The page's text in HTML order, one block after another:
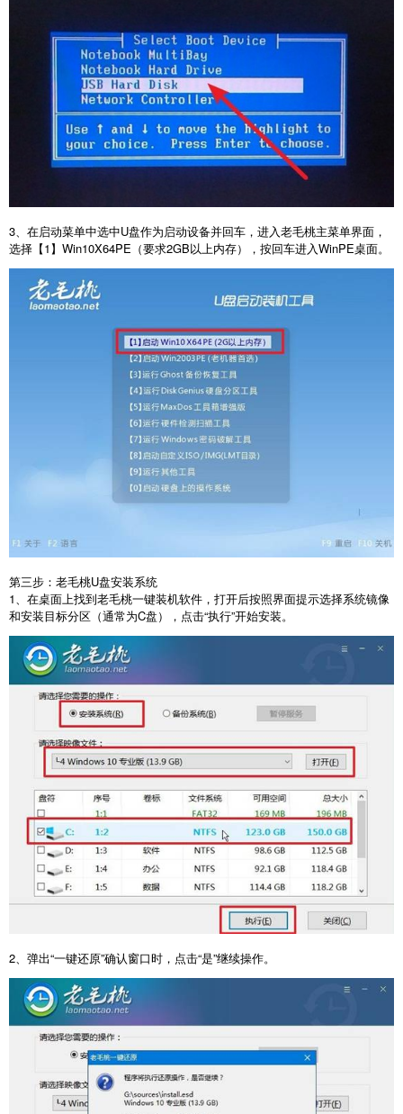
3、在启动菜单中选中U盘作为启动设备并回车，进入老毛桃主菜单界面，
选择【1】 Win10X64PE （要求2GB以上内存），按回车进入WinPE桌面。
第三步：老毛桃U盘安装系统
1、在桌面上找到老毛桃一键装机软件，打开后按照界面提示选择系统镜像
和安装目标分区（通常为C盘），点击“执行”开始安装。
2、弹出“一键还原”确认窗口时，点击“是”继续操作。